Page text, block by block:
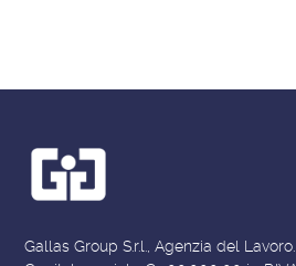
Gallas Group S.r.l., Agenzia del Lavoro.